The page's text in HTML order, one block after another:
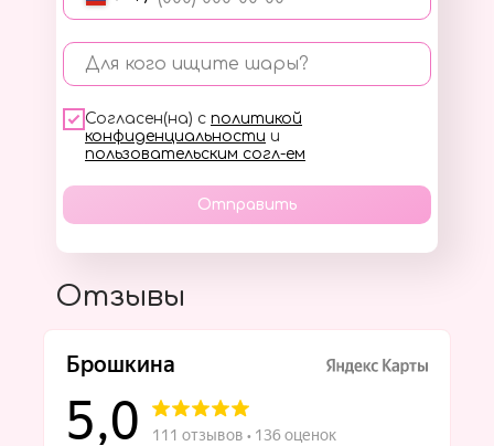
Для кого ищите шары?
Согласен(на) с политикой
конфиденциальности и
пользовательским согл-ем
Отправить
Отзывы